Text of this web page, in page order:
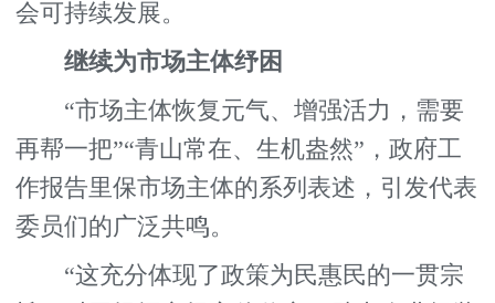
会可持续发展。
继续为市场主体纾困
“市场主体恢复元气、增强活力，需要
再帮一把”“青山常在、生机盎然”，政府工
作报告里保市场主体的系列表述，引发代表
委员们的广泛共鸣。
“这充分体现了政策为民惠民的一贯宗